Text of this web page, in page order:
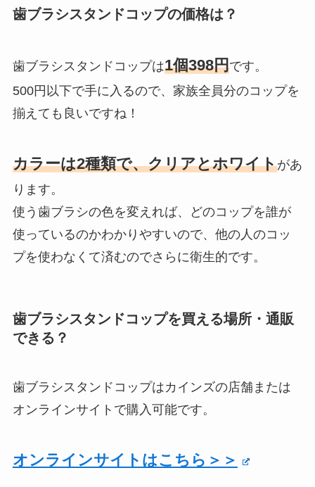
歯ブラシスタンドコップの価格は？
歯ブラシスタンドコップは1個398円です。
500円以下で手に入るので、家族全員分のコップを
揃えても良いですね！
カラーは2種類で、クリアとホワイトがあ
ります。
使う歯ブラシの色を変えれば、どのコップを誰が
使っているのかわかりやすいので、他の人のコッ
プを使わなくて済むのでさらに衛生的です。
歯ブラシスタンドコップを買える場所・通販
できる？
歯ブラシスタンドコップはカインズの店舗または
オンラインサイトで購入可能です。
オンラインサイトはこちら＞＞